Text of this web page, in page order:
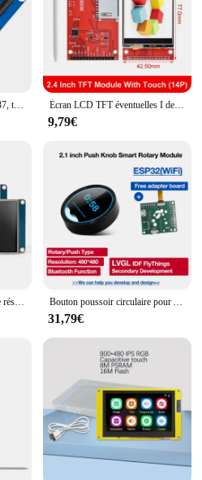
Écran LCD LED pour Ardu37, technologie d'affichage TFT, interface éventuelles I, contrôleur ST7735, 0.85 pouces, 0.85 pouces, HD, IPS, X128 Écran LCD TFT éventuelles I de 2.4 pouces 240x320, technologie de port série + adaptateur PBC 5V/3.3V Micro SD ILI9341 / ST7789 LED blanche (avec touche) pour Ardu37
9,79€
Bâle tion-Carte d'écran tactile résistif intelligent HMI, polychrome, 3.5 ", UASRT, TFT, technologie LCD, compatible avec Ardu37, NX4832T035 Bouton poussoir circulaire pour Ardu37, Smart Home, écran TFT LCD IPS, 2.1 pouces, 480x480, ESP32 LVGL
31,79€